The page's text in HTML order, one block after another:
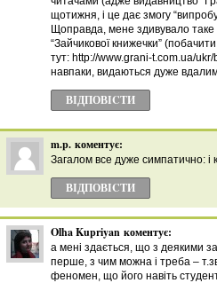
щотижня, і це дає змогу
Щоправда, мене здивувало
“Зайчикової книжечки”
тут: http://www.grani-t.com.ua/
навпаки, видаються дуже
ВІДПОВІCТИ
m.p. коментує:
Загалом все дуже симпатично: і
ВІДПОВІCТИ
Olha Kupriyan коментує:
а мені здається, що з деякими
перше, з чим можна і треба –
феномен, що його навіть